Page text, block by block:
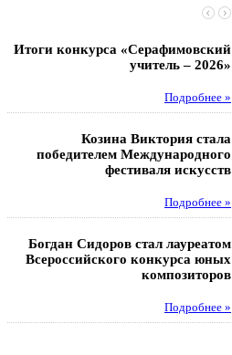
Итоги конкурса «Серафимовский
учитель – 2026»
Подробнее »
Козина Виктория стала
победителем Международного
фестиваля искусств
Подробнее »
Богдан Сидоров стал лауреатом
Всероссийского конкурса юных
композиторов
Подробнее »